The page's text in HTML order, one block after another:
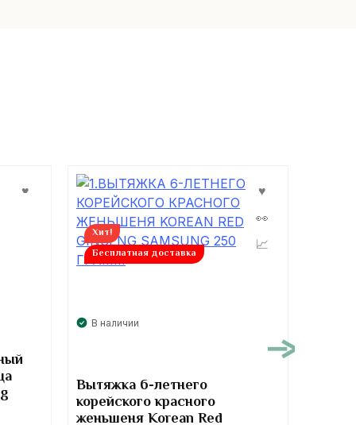
Хит!
Бесплатная доставка
В наличии
Вытяжка 6-летнего
корейского красного
женьшеня Korean Red